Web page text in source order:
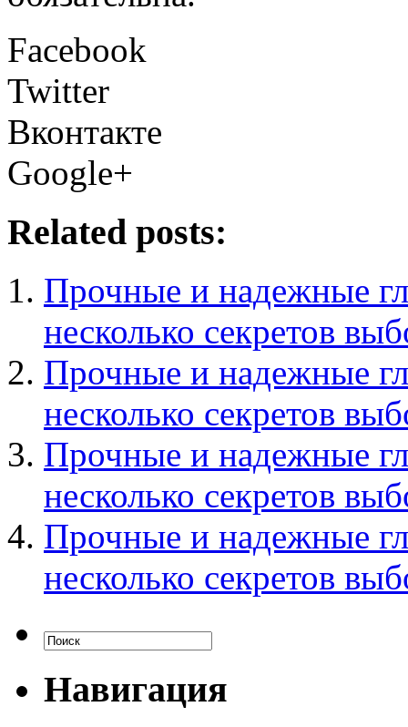
Facebook
Twitter
Вконтакте
Google+
Related posts:
Прочные и надежные
несколько секретов
Прочные и надежные
несколько секретов
Прочные и надежные
несколько секретов
Прочные и надежные
несколько секретов
Навигация